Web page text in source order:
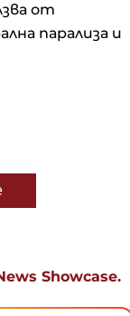
от
парализа и
Showcase.
седмицата с ръст
1 311 пункта
акции